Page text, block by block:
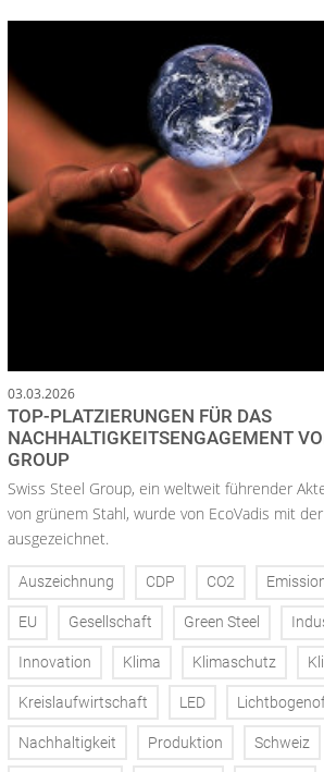
03.03.2026
TOP-PLATZIERUNGEN FÜR DAS
NACHHALTIGKEITSENGAGEMENT
GROUP
Swiss Steel Group, ein weltweit führender
von grünem Stahl, wurde von EcoVadis mit
ausgezeichnet.
Auszeichnung CDP CO2
EU Gesellschaft Green Steel
Innovation Klima Klimaschutz
Kreislaufwirtschaft LED
Nachhaltigkeit Produktion Schweiz